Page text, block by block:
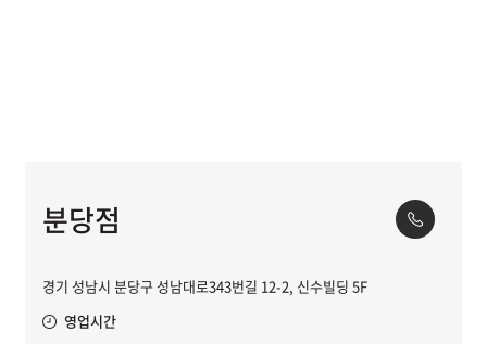
분당점
경기 성남시 분당구 성남대로343번길 12-2, 신수빌딩 5F
영업시간